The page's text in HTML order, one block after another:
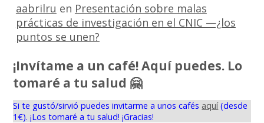
aabrilru en Presentación sobre malas
prácticas de investigación en el CNIC —¿los
puntos se unen?
¡Invítame a un café! Aquí puedes. Lo
tomaré a tu salud 🤗
Si te gustó/sirvió puedes invitarme a unos cafés aquí(desde
1€). ¡Los tomaré a tu salud! ¡Gracias!